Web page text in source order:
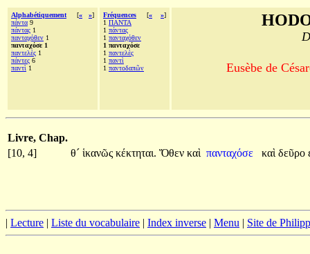
Alphabétiquement [« »]
πάντα 9
πάντας 1
πανταχόθεν 1
πανταχόσε 1
παντελὲς 1
πάντες 6
παντὶ 1
Fréquences [« »]
1 ΠΑΝΤΑ
1 πάντας
1 πανταχόθεν
1 πανταχόσε
1 παντελὲς
1 παντὶ
1 παντοδαπῶν Eusèbe de
Livre, Chap.
[10, 4]
θ´ ἱκανῶς κέκτηται. Ὅθεν καὶ πανταχόσε καὶ δεῦρο
| Lecture | Liste du vocabulaire | Index inverse | Menu | Site de